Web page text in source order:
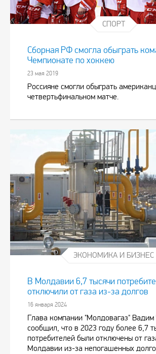
СПОРТ
Сборная РФ смогла обыграть
Чемпионате по хоккею
23 мая 2019
Россияне смогли обыграть
четвертьфинальном матче.
ЭКОНОМИКА И БИЗНЕС
В Молдавии 6,7 тысячи
отключили от газа из-за долгов
16 января 2024
Глава компании "Молдовагаз"
сообщил, что в 2023 году более 6,7
потребителей были отключены от
Молдавии из-за непогашенных